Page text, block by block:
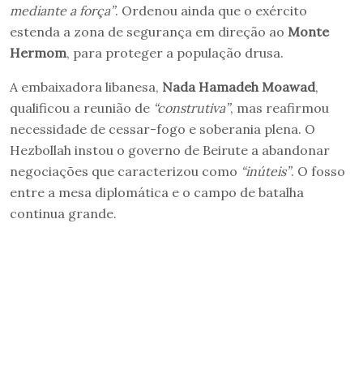
mediante a força”. Ordenou ainda que o exército
estenda a zona de segurança em direção ao Monte
Hermom, para proteger a população drusa.
A embaixadora libanesa, Nada Hamadeh Moawad,
qualificou a reunião de “construtiva”, mas reafirmou
necessidade de cessar-fogo e soberania plena. O
Hezbollah instou o governo de Beirute a abandonar
negociações que caracterizou como “inúteis”. O fosso
entre a mesa diplomática e o campo de batalha
continua grande.